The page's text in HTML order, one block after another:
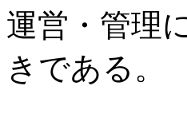
運営・管理
きである。